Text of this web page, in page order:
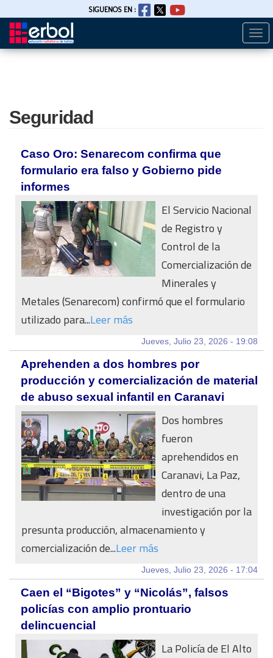
Pasar
SIGUENOS EN :
Seguridad
Caso Oro: Senarecom confirma que
formulario era falso y Gobierno pide
informes
El Servicio Nacional
de Registro y
Control de la
Comercialización de
Minerales y
Metales (Senarecom) confirmó que el formulario
utilizado para...Leer más
Jueves, Julio 23, 2026 - 19:08
Aprehenden a dos hombres por
producción y comercialización de material
de abuso sexual infantil en Caranavi
Dos hombres
fueron
aprehendidos en
Caranavi, La Paz,
dentro de una
investigación por la
presunta producción, almacenamiento y
comercialización de...Leer más
Jueves, Julio 23, 2026 - 17:04
Caen el “Bigotes” y “Nicolás”, falsos
policías con amplio prontuario
delincuencial
La Policía de El Alto